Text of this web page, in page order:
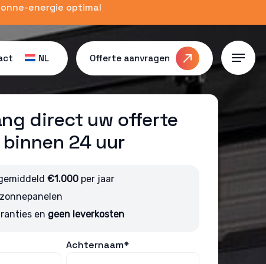
energie optimal
NL Offerte aanvragen Menu
direct uw offerte
binnen 24 uur
€1.000per jaar
en geen leverkosten
Achternaam*